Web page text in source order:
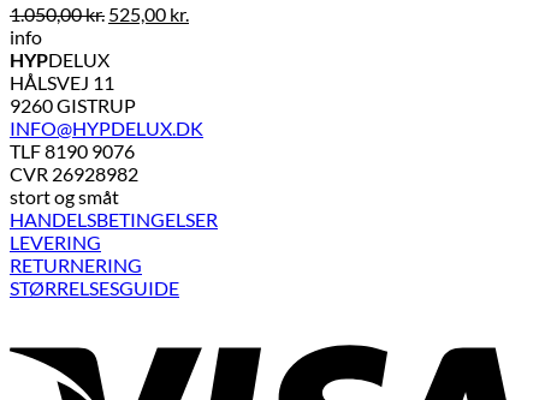
1.050,00kr. Den
pris
var:
1.050,00 kr..
525,00 kr.
info
HYPDELUX
HÅLSVEJ 11
9260 GISTRUP
INFO@HYPDELUX.DK
TLF 8190 9076
CVR 26928982
stort og småt
HANDELSBETINGELSER
LEVERING
RETURNERING
STØRRELSESGUIDE